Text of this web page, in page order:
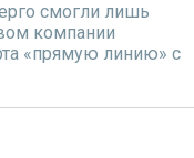
смогли лишь
компании
«прямую линию» с